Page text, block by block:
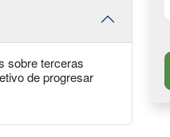
sobre terceras
de progresar